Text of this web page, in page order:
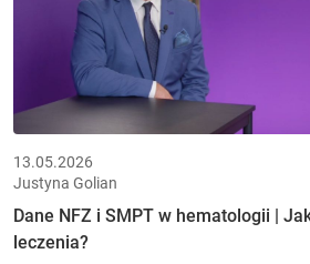
13.05.2026
Justyna Golian
Dane NFZ i SMPT w hematologii |
leczenia?